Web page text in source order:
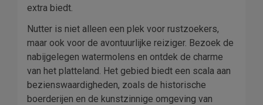
extra biedt.
Nutter is niet alleen een plek voor rustzoekers,
maar ook voor de avontuurlijke reiziger. Bezoek de
nabijgelegen watermolens en ontdek de charme
van het platteland. Het gebied biedt een scala aan
bezienswaardigheden, zoals de historische
boerderijen en de kunstzinnige omgeving van